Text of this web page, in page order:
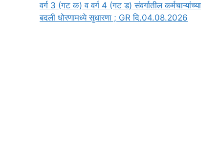
वर्ग 3 (गट क) व वर्ग 4 (गट ड) संवर्गातील कर्मचाऱ्यांच्या
बदली धोरणामध्ये सुधारणा ; GR दि.04.08.2026